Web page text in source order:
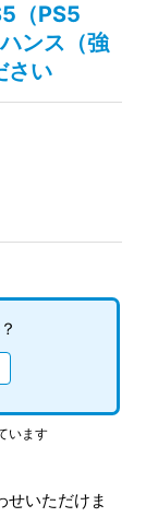
ニュアル）は
応しています
ですが、何
機能はあり
変更はできま
（PS5
ンス（強
さい
います
せいただけま